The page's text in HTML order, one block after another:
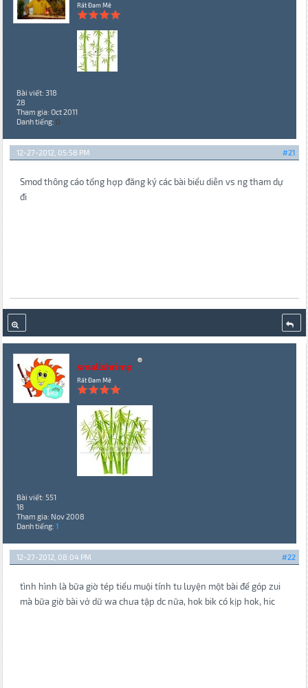
Rất Đam Mê
Bài viết: 318
28
Tham gia: Oct 2011
Danh tiếng: 0
#21
12-27-2012, 05:58 PM
Smod thông cáo tổng hợp đăng ký các bài biểu diễn vs ng tham dự
đi
smallshrimp
Rất Đam Mê
Bài viết: 551
18
Tham gia: Nov 2008
Danh tiếng: 1
#22
12-27-2012, 08:04 PM
tình hình là bữa giờ tép tiểu muội tính tu luyện một bài để góp zui
mà bữa giờ bài vở dữ wa chưa tập dc nữa, hok bik có kịp hok, hic